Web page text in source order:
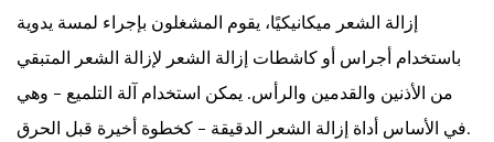
إزالة الشعر ميكانيكيًا، يقوم المشغلون بإجراء لمسة يدوية
باستخدام أجراس أو كاشطات إزالة الشعر لإزالة الشعر المتبقي
من الأذنين والقدمين والرأس. يمكن استخدام آلة التلميع - وهي
في الأساس أداة إزالة الشعر الدقيقة - كخطوة أخيرة قبل الحرق.